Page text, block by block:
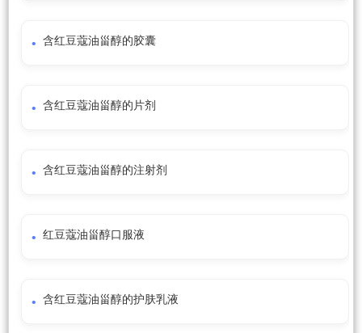
含红豆蔻油甾醇的胶囊
含红豆蔻油甾醇的片剂
含红豆蔻油甾醇的注射剂
红豆蔻油甾醇口服液
含红豆蔻油甾醇的护肤乳液